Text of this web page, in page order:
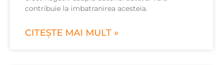
contribuie la imbatranirea acesteia.
CITEȘTE MAI MULT »